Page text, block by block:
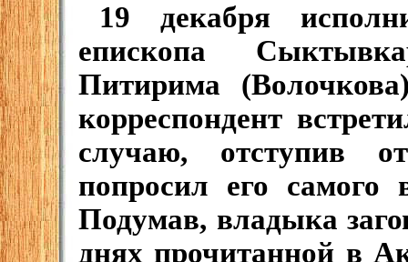
19 декабря
епископа
Питирима
корреспондент
случаю, отступив
попросил его самого
Подумав, владыка
днях прочитанной в